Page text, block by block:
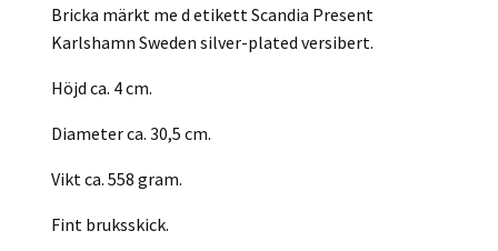
Bricka märkt me d etikett Scandia Present
Karlshamn Sweden silver-plated versibert.
Höjd ca. 4 cm.
Diameter ca. 30,5 cm.
Vikt ca. 558 gram.
Fint bruksskick.